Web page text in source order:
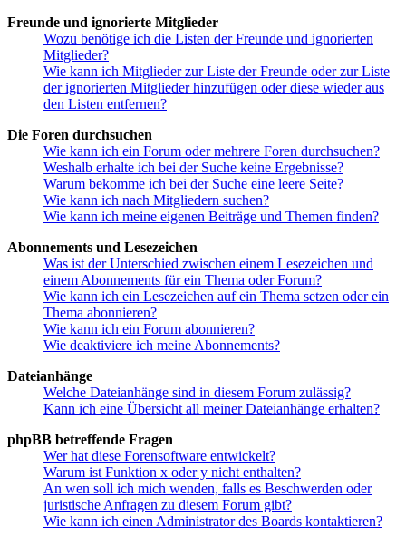
Freunde und ignorierte Mitglieder
Wozu benötige ich die Listen der Freunde und ignorierten
Mitglieder?
Wie kann ich Mitglieder zur Liste der Freunde oder zur Liste
der ignorierten Mitglieder hinzufügen oder diese wieder aus
den Listen entfernen?
Die Foren durchsuchen
Wie kann ich ein Forum oder mehrere Foren durchsuchen?
Weshalb erhalte ich bei der Suche keine Ergebnisse?
Warum bekomme ich bei der Suche eine leere Seite?
Wie kann ich nach Mitgliedern suchen?
Wie kann ich meine eigenen Beiträge und Themen finden?
Abonnements und Lesezeichen
Was ist der Unterschied zwischen einem Lesezeichen und
einem Abonnements für ein Thema oder Forum?
Wie kann ich ein Lesezeichen auf ein Thema setzen oder ein
Thema abonnieren?
Wie kann ich ein Forum abonnieren?
Wie deaktiviere ich meine Abonnements?
Dateianhänge
Welche Dateianhänge sind in diesem Forum zulässig?
Kann ich eine Übersicht all meiner Dateianhänge erhalten?
phpBB betreffende Fragen
Wer hat diese Forensoftware entwickelt?
Warum ist Funktion x oder y nicht enthalten?
An wen soll ich mich wenden, falls es Beschwerden oder
juristische Anfragen zu diesem Forum gibt?
Wie kann ich einen Administrator des Boards kontaktieren?